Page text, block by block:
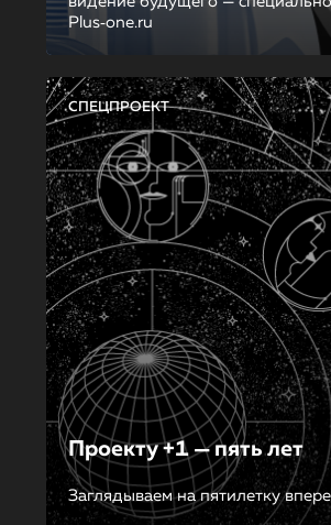
Plus‑one.ru
СПЕЦПРОЕКТ
Проекту +1 — пять лет
Заглядываем на пятилетку